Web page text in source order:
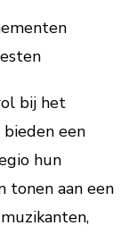
bij het
een
hun
tonen aan een